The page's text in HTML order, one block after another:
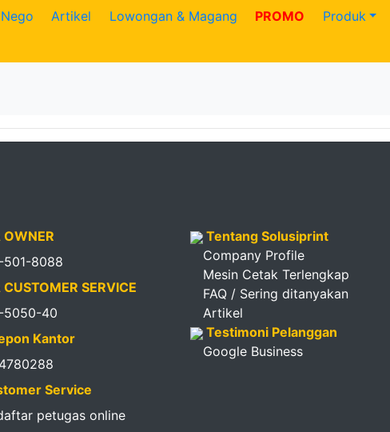
Nego Artikel Lowongan & Magang PROMO Produk
OWNER
501-8088
SERVICE
5050-40
Kantor
Service
petugas online
Tentang Solusiprint
Company Profile
Mesin Cetak Terlengkap
FAQ / Sering ditanyakan
Artikel
Testimoni Pelanggan
Google Business